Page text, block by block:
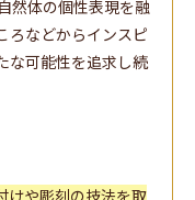
然体の個性表現を融
ろなどからインスピ
な可能性を追求し続